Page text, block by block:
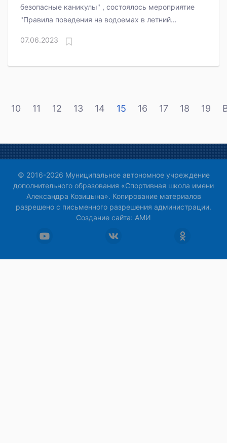
безопасные каникулы" , состоялось мероприятие
"Правила поведения на водоемах в летний
07.06.2023
10 11 12 13 14 15 16 17 18 19
© 2016-2026 Муниципальное автономное учреждение
дополнительного образования «Спортивная школа имени
Александра Козицына». Копирование материалов
разрешено с письменного разрешения администрации.
Создание сайта: АМИ